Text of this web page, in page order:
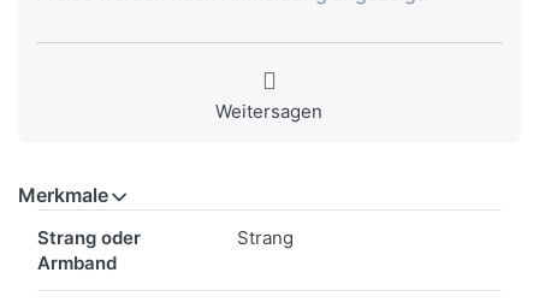
Weitersagen
Merkmale
Strang oder
Armband
Strang